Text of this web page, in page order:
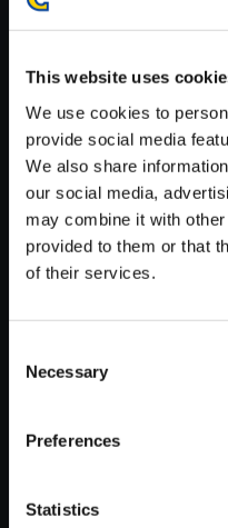
This website uses
We use cookies to
provide social media
We also share
our social media,
may combine it with
provided to them or that
of their services.
Selection
Necessary
Preferences
Statistics
※ご購入いただいたファイ
が安定しているWifi環境でお
【
デ
ウ
おすすめ商品